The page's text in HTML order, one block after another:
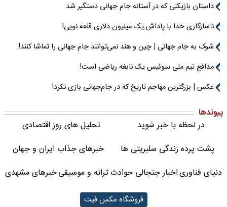
داستان بازیکنی که در آستانه جام جهانی دستگیر شد
ناسازگاری خدا با پاداش یک میلیون دلاری قلعه نویی!
شوک به جام جهانی | چین و هند نمی‌توانند جام جهانی را تماشا کنند!
مدافع تیم ملی سوئیس یک نابغه ریاضی است!
عکس | بزرگترین مهاجم تاریخ که در جام‌جهانی بازی نکرد!
پیوندها
در لحظه با خبر شوید
تحلیل های روز اقتصادی
پشت پرده زندگی سلبریتی ها
خبرهای جذاب ایران و جهان
دنیای فناوریاخبار جنجالی حوادثترانه و موسیقیخبرهای مشهدی
فروشگاه مکس فیت